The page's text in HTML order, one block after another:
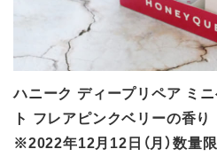
ハニーク ディープリペア ミ
ト フレアピンクベリーの香り
※2022年12月12日（月）数量